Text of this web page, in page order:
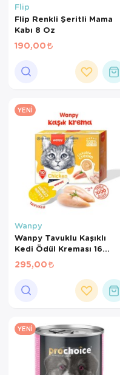
Flip
Flip Renkli Şeritli Mama
Kabı 8 Oz
190,00
YENI
Wanpy
Wanpy Tavuklu Kaşıklı
Kedi Ödül Kreması 16
gr*10Ad
295,00
YENI